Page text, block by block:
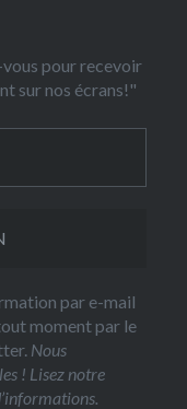
pour recevoir
sur nos écrans!"
par e-mail
moment par le
Nous
! Lisez notre